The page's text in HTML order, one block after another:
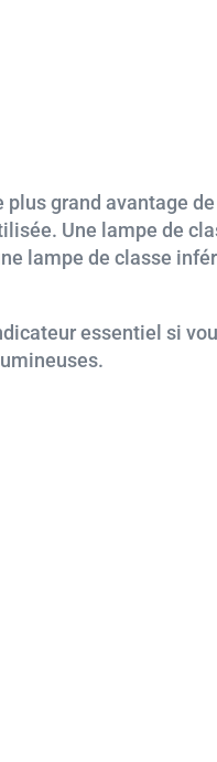
plus grand avantage
Une lampe de
lampe de classe
essentiel si